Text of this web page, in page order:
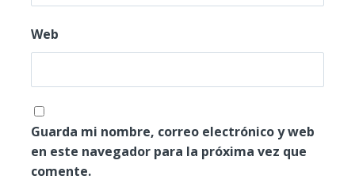
Web
Guarda mi nombre, correo electrónico y web
en este navegador para la próxima vez que
comente.